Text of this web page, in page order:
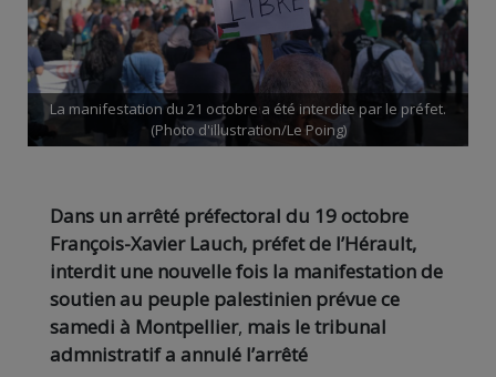
La manifestation du 21 octobre a été interdite par le préfet.
(Photo d'illustration/Le Poing)
Dans un arrêté préfectoral du 19 octobre
François-Xavier Lauch, préfet de l’Hérault,
interdit une nouvelle fois la manifestation de
soutien au peuple palestinien prévue ce
samedi à Montpellier, mais le tribunal
admnistratif a annulé l’arrêté